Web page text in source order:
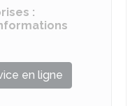
:
en ligne